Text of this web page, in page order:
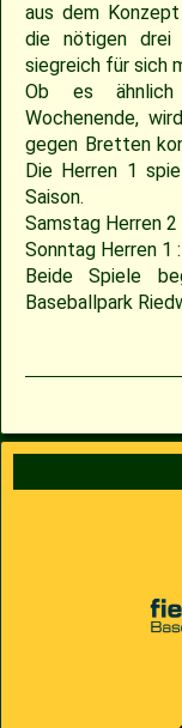
aus dem
die nötigen drei
siegreich für sich
Ob es ähnlich
Wochenende,
gegen Bretten
Die Herren 1
Saison.
Samstag Herren 2
Sonntag Herren 1
Beide Spiele
Baseballpark